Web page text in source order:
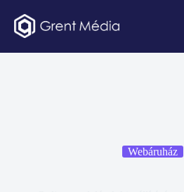
Webáruház